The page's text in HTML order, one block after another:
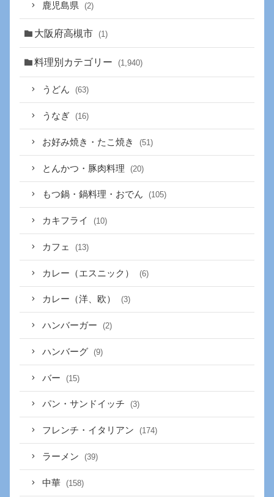
鹿児島県 (2)
大阪府高槻市 (1)
料理別カテゴリー (1,940)
うどん (63)
うなぎ (16)
お好み焼き・たこ焼き (51)
とんかつ・豚肉料理 (20)
もつ鍋・鍋料理・おでん (105)
カキフライ (10)
カフェ (13)
カレー（エスニック） (6)
カレー（洋、欧） (3)
ハンバーガー (2)
ハンバーグ (9)
バー (15)
パン・サンドイッチ (3)
フレンチ・イタリアン (174)
ラーメン (39)
中華 (158)